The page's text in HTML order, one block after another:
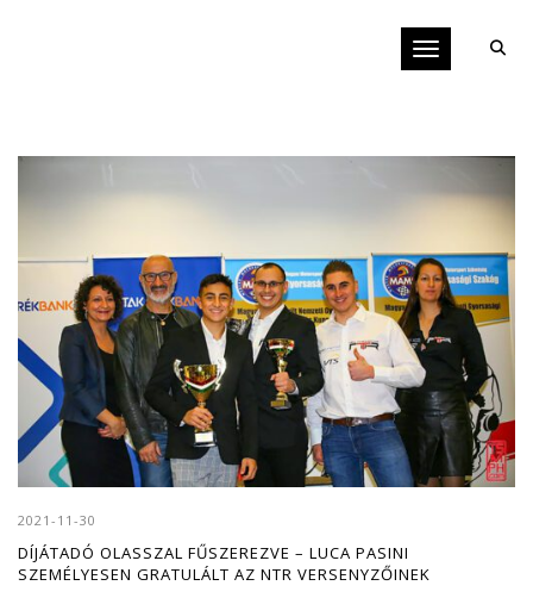
Toggle
2021-11-30
DÍJÁTADÓ OLASSZAL FŰSZEREZVE – LUCA PASINI
SZEMÉLYESEN GRATULÁLT AZ NTR VERSENYZŐINEK